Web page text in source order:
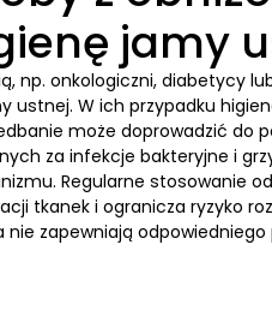
jamy
np. onkologiczni, diabetycy
ustnej. W ich przypadku
może doprowadzić do
za infekcje bakteryjne i
Regularne stosowanie
tkanek i ogranicza ryzyko
zapewniają